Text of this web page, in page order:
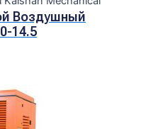
Воздушный
14.5